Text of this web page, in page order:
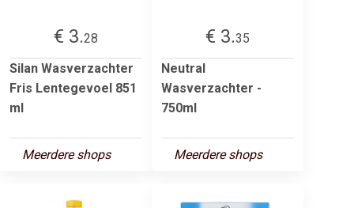
€ 3.28
Silan Wasverzachter
Fris Lentegevoel 851
ml
Meerdere shops
€ 3.35
Neutral
Wasverzachter -
750ml
Meerdere shops